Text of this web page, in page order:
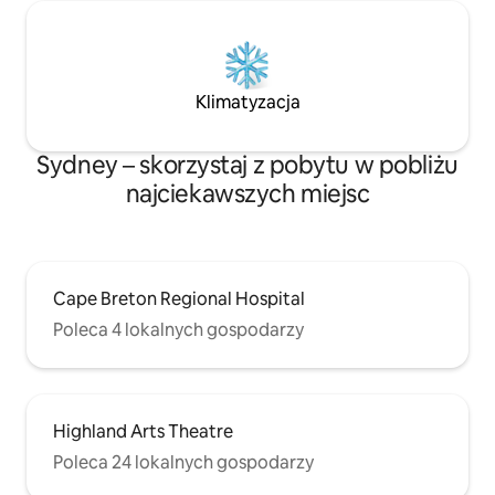
Klimatyzacja
Sydney – skorzystaj z pobytu w pobliżu
najciekawszych miejsc
Cape Breton Regional Hospital
Poleca 4 lokalnych gospodarzy
Highland Arts Theatre
Poleca 24 lokalnych gospodarzy